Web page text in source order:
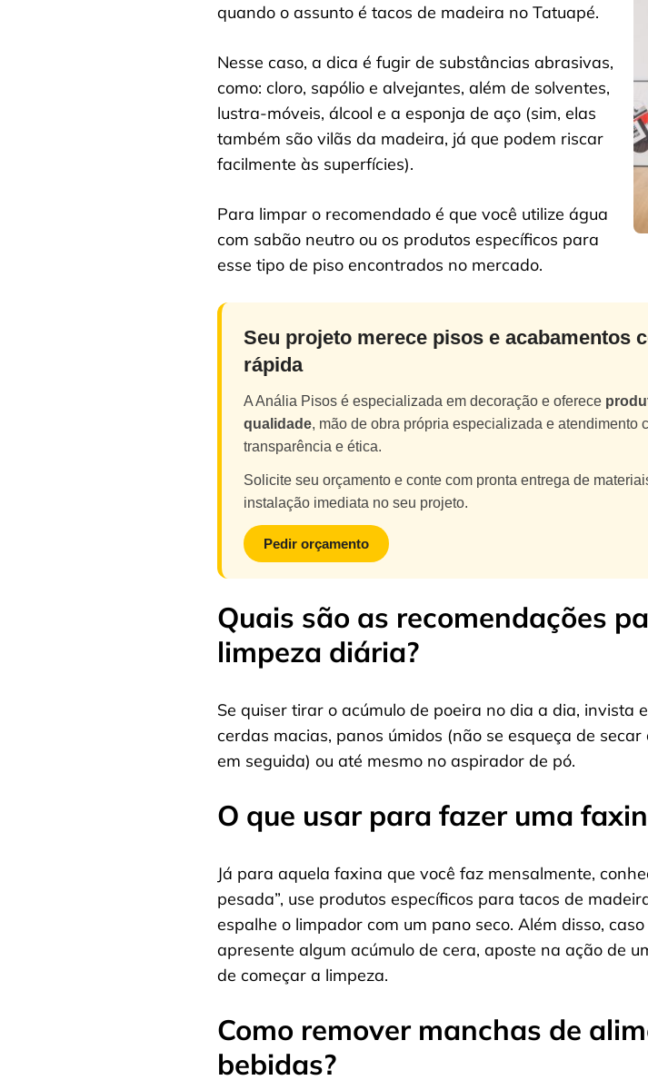
quando o assunto é tacos de madeira no Tatuapé.
Nesse caso, a dica é fugir de substâncias abrasivas,
como: cloro, sapólio e alvejantes, além de solventes,
lustra-móveis, álcool e a esponja de aço (sim, elas
também são vilãs da madeira, já que podem riscar
facilmente às superfícies).
Para limpar o recomendado é que você utilize água
com sabão neutro ou os produtos específicos para
esse tipo de piso encontrados no mercado.
Seu projeto merece pisos e acabamentos
rápida
A Anália Pisos é especializada em decoração e oferece
qualidade, mão de obra própria especializada e atendimento
transparência e ética.
Solicite seu orçamento e conte com pronta entrega de
instalação imediata no seu projeto.
Pedir orçamento
Quais são as recomendações
limpeza diária?
Se quiser tirar o acúmulo de poeira no dia a dia, invista
cerdas macias, panos úmidos (não se esqueça de secar
em seguida) ou até mesmo no aspirador de pó.
O que usar para fazer uma
Já para aquela faxina que você faz mensalmente,
pesada”, use produtos específicos para tacos de
espalhe o limpador com um pano seco. Além disso,
apresente algum acúmulo de cera, aposte na ação de
de começar a limpeza.
Como remover manchas de
bebidas?